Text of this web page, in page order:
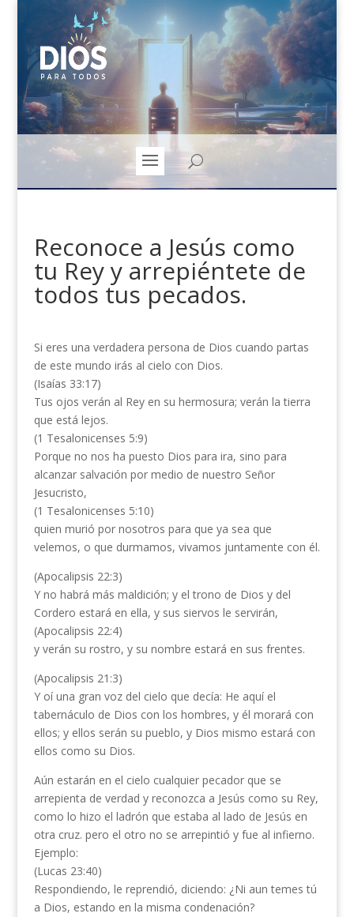
Reconoce a Jesús como
tu Rey y arrepiéntete de
todos tus pecados.
Si eres una verdadera persona de Dios cuando partas
de este mundo irás al cielo con Dios.
(Isaías 33:17)
Tus ojos verán al Rey en su hermosura; verán la tierra
que está lejos.
(1 Tesalonicenses 5:9)
Porque no nos ha puesto Dios para ira, sino para
alcanzar salvación por medio de nuestro Señor
Jesucristo,
(1 Tesalonicenses 5:10)
quien murió por nosotros para que ya sea que
velemos, o que durmamos, vivamos juntamente con él.
(Apocalipsis 22:3)
Y no habrá más maldición; y el trono de Dios y del
Cordero estará en ella, y sus siervos le servirán,
(Apocalipsis 22:4)
y verán su rostro, y su nombre estará en sus frentes.
(Apocalipsis 21:3)
Y oí una gran voz del cielo que decía: He aquí el
tabernáculo de Dios con los hombres, y él morará con
ellos; y ellos serán su pueblo, y Dios mismo estará con
ellos como su Dios.
Aún estarán en el cielo cualquier pecador que se
arrepienta de verdad y reconozca a Jesús como su Rey,
como lo hizo el ladrón que estaba al lado de Jesús en
otra cruz. pero el otro no se arrepintió y fue al infierno.
Ejemplo:
(Lucas 23:40)
Respondiendo, le reprendió, diciendo: ¿Ni aun temes tú
a Dios, estando en la misma condenación?